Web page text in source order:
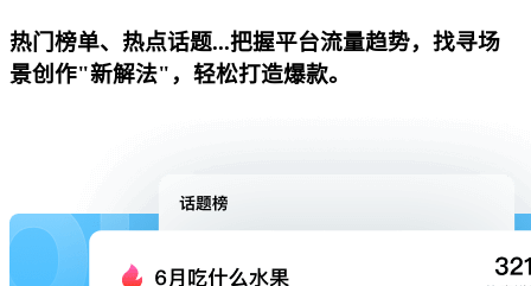
热门榜单、热点话题...把握平台流量趋势，找寻场
景创作"新解法"，轻松打造爆款。